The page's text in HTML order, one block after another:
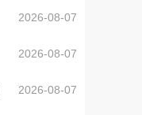
2026-08-07
2026-08-07
2026-08-07